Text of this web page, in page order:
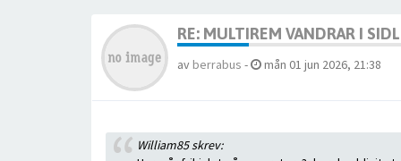
RE: MULTIREM VANDRAR I
av berrabus - mån 01 jun 2026, 21:38
William85 skrev: